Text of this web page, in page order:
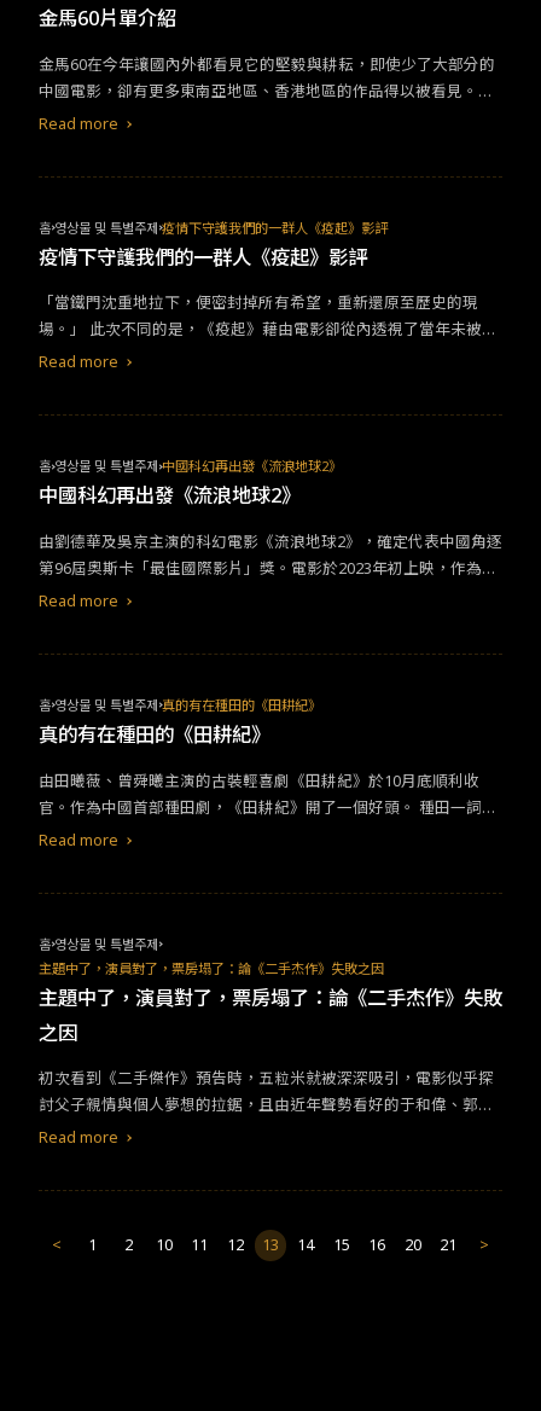
片講述兩大黑幫勢力為了各自的理念、企圖維護自家利益，而對立
數家庭，卻因一樁破裂的兄弟情誼，成為了角頭間利益糾葛的導火
線，敏感時刻人人自危，道盡黑白之間的算計、雜魚們穿梭其中的
取巧心態，以及人性私欲的心機城府。《角頭》系列電影以拳拳到
派演員與新生代流量偶像共同飆戲，拍攝現場經常需要集結百名兄
年的電視劇《鬥魚》被譽為「台灣版古惑仔」，改編自洛心的​​網路
小說​​《小雛菊》，開播立即掀起狂熱的社會輿論，新演員們與主題
年後於2018年翻拍上映，企圖喚起記憶中義無反顧的年少輕狂。劇
情設定當金絲雀女主角遇上小混混男主角，年少的叛逆在唯美的偶
像劇包裝下，宛如一雙璀璨奪目的水晶鞋，理所當然的追逐與佔
的單純，歷經了重複的破碎與心痛，大勢已去，分崩離析的結局只
金馬60片單介紹
金馬60在今年讓國內外都看見它的堅毅與耕耘，即使少了大部分的
中國電影，卻有更多東南亞地區、香港地區的作品得以被看見。回
歸藝術本質，我們得以培養寬容的胸懷去欣賞不同國家，用屬於自
Read more
홈 영상물 및 특별주제 疫情下守護我們的一群人《疫起》影評
疫情下守護我們的一群人《疫起》影評
「當鐵門沈重地拉下，便密封掉所有希望，重新還原至歷史的現
場。」 此次不同的是，《疫起》藉由電影卻從內透視了當年未被外
人所看見的所有醫護人員之堅韌意志、與堅守本份滿懷赤誠的徘徊
本片光彩。 在《疫起》裡每個角色皆能投射進大家或多或少都曾親
歷的那段，導演通過戴上口罩難以喘息的聲效，讓人彷彿深入惡靈
官催逼到極限後，並由角色曲線的最後昇華激發出全部情感力量，
讓無數人淚流滿面。
Read more
홈 영상물 및 특별주제 中國科幻再出發《流浪地球2》
中國科幻再出發《流浪地球2》
由劉德華及吳京主演的科幻電影《流浪地球2》，確定代表中國角逐
第96屆奧斯卡「最佳國際影片」獎。電影於2023年初上映，作為中
國科幻巨作續集，《流浪地球2》扛住壓力獲得眾多好評，開出總票
的前傳。主要講述人類為應對太陽急速老化膨脹，決定將地球遷移
至半人馬座α的計劃。江湖人稱科幻版愚公移山。 作為很少在看科
多。其次相較第一部能跟著單一主線走，續集略顯貪心。涵蓋三條
主線，每條主線為了講完整，導致片長近三小時，略有被挑戰耐心
的感覺。
Read more
홈 영상물 및 특별주제 真的有在種田的《田耕紀》
真的有在種田的《田耕紀》
由田曦薇、曾舜曦主演的古裝輕喜劇《田耕紀》於10月底順利收
官。作為中國首部種田劇，《田耕紀》開了一個好頭。 種田一詞最
早出現在策略遊戲中，玩家開局首重是像種田一樣，踏實播種，等
Read more
홈 영상물 및 특별주제
主題中了，演員對了，票房塌了：論《二手杰作》失敗之因
主題中了，演員對了，票房塌了：論《二手杰作》失敗
之因
初次看到《二手傑作》預告時，五粒米就被深深吸引，電影似乎探
討父子親情與個人夢想的拉鋸，且由近年聲勢看好的于和偉、郭麒
麟主演，以及對內娛打榜、買粉等現象全面嘲弄，以上元素甚至讓
了呢？跟著五粒米的分析一探究竟。 本片改編自羅賓威廉斯於2009
年主演的電影《冠軍老爹》。《二手傑作》講述一位陷入中年危機
Read more
< 1 2 10 11 12 13 14 15 16 20 21 >